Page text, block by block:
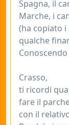
Spagna, il
Marche, i
(ha copiato i
qualche
Crasso,
ti ricordi
fare il
con il